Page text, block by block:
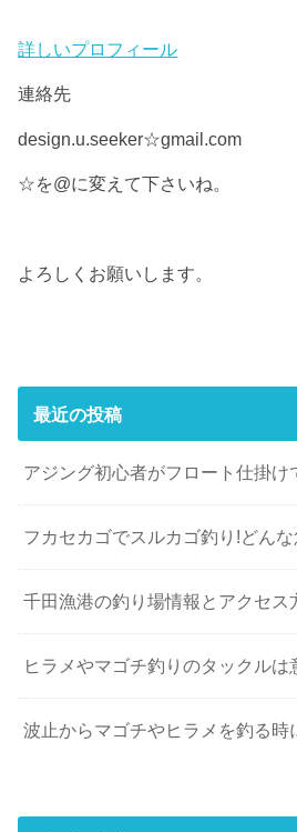
詳しいプロフィール
連絡先
design.u.seeker☆gmail.com
☆を@に変えて下さいね。
よろしくお願いします。
最近の投稿
アジング初心者がフロート仕掛け
フカセカゴでスルカゴ釣り!どん
千田漁港の釣り場情報とアクセス
ヒラメやマゴチ釣りのタックルは
波止からマゴチやヒラメを釣る時